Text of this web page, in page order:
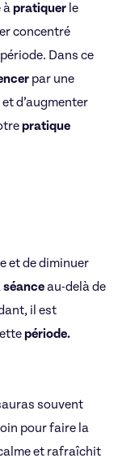
àpratiquer le
concentré
Dans ce
par une
et d’augmenter
pratique
et de diminuer
séanceau-delà de
il est
période.
souvent
pour faire la
et rafraîchit